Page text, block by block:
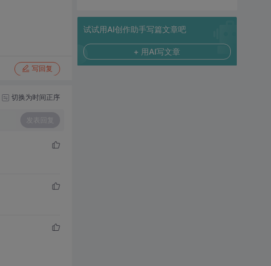
写回复
切换为时间正序
发表回复
试试用AI创作助手写篇文章吧
+ 用AI写文章